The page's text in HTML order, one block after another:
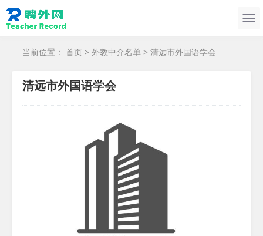
当前位置： 首页 > 外教中介名单 > 清远市外国语学会
清远市外国语学会